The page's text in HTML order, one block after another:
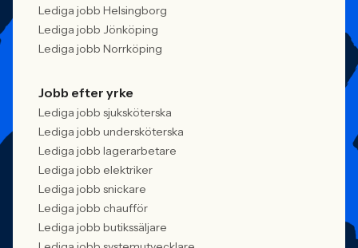
Lediga jobb Helsingborg
Lediga jobb Jönköping
Lediga jobb Norrköping
Jobb efter yrke
Lediga jobb sjuksköterska
Lediga jobb undersköterska
Lediga jobb lagerarbetare
Lediga jobb elektriker
Lediga jobb snickare
Lediga jobb chaufför
Lediga jobb butikssäljare